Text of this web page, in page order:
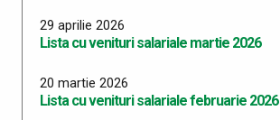
29 aprilie 2026
Lista cu venituri salariale martie 2026
20 martie 2026
Lista cu venituri salariale februarie 2026